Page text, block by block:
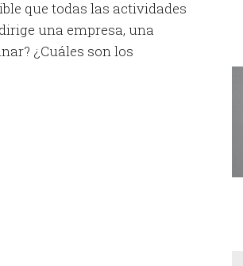
que todas las actividades
una empresa, una
¿Cuáles son los